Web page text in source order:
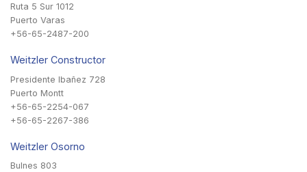
Ruta 5 Sur 1012
Puerto Varas
+56-65-2487-200
Weitzler Constructor
Presidente Ibañez 728
Puerto Montt
+56-65-2254-067
+56-65-2267-386
Weitzler Osorno
Bulnes 803